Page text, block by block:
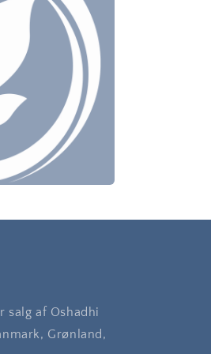
af Oshadhi
Grønland,